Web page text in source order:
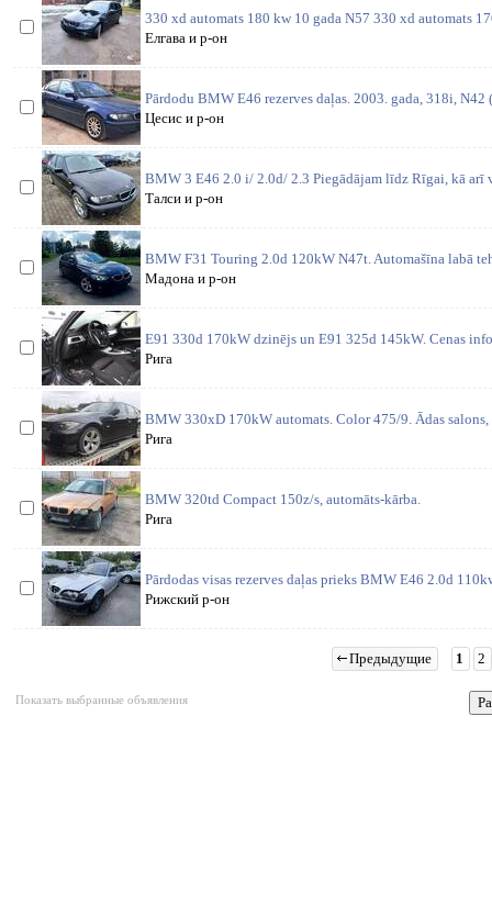
330 xd automats 180 kw 10 gada N57 330 xd automats
Елгава и р-он
Pārdodu BMW E46 rezerves daļas. 2003. gada, 318i, N42
Цесис и р-он
BMW 3 E46 2.0 i/ 2.0d/ 2.3 Piegādājam līdz Rīgai, kā arī
Талси и р-он
BMW F31 Touring 2.0d 120kW N47t. Automašīna labā
Мадона и р-он
E91 330d 170kW dzinējs un E91 325d 145kW. Cenas
Рига
BMW 330xD 170kW automats. Color 475/9. Ādas
Рига
BMW 320td Compact 150z/s, automāts-kārba.
Рига
Pārdodas visas rezerves daļas prieks BMW E46 2.0d
Рижский р-он
Предыдущие 1 2
Показать выбранные объявления